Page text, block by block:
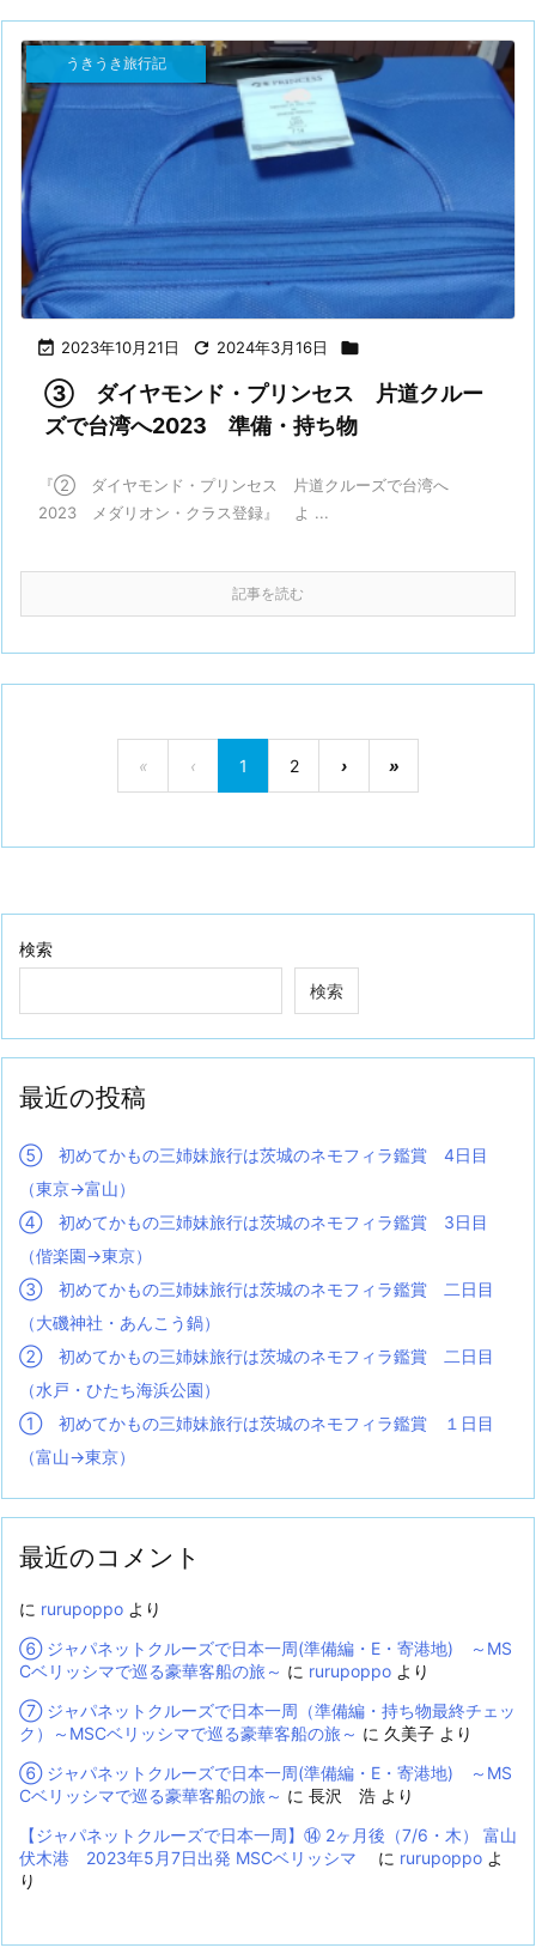
 2023年10月21日  2024年3月16日 
うきうき旅行記
③ ダイヤモンド・プリンセス 片道クルー
ズで台湾へ2023 準備・持ち物
『② ダイヤモンド・プリンセス 片道クルーズで台湾へ
2023 メダリオン・クラス登録』 よ ...
記事を読む
« ‹ 1 2 › »
検索
検索
最近の投稿
⑤ 初めてかもの三姉妹旅行は茨城のネモフィラ鑑賞 4日目
（東京→富山）
④ 初めてかもの三姉妹旅行は茨城のネモフィラ鑑賞 3日目
（偕楽園→東京）
③ 初めてかもの三姉妹旅行は茨城のネモフィラ鑑賞 二日目
（大磯神社・あんこう鍋）
② 初めてかもの三姉妹旅行は茨城のネモフィラ鑑賞 二日目
（水戸・ひたち海浜公園）
① 初めてかもの三姉妹旅行は茨城のネモフィラ鑑賞 １日目
（富山→東京）
最近のコメント
に rurupoppo より
⑥ ジャパネットクルーズで日本一周(準備編・E・寄港地) ～MS
Cベリッシマで巡る豪華客船の旅～ に rurupoppo より
⑦ ジャパネットクルーズで日本一周（準備編・持ち物最終チェッ
ク）～MSCベリッシマで巡る豪華客船の旅～ に 久美子 より
⑥ ジャパネットクルーズで日本一周(準備編・E・寄港地) ～MS
Cベリッシマで巡る豪華客船の旅～ に 長沢 浩 より
【ジャパネットクルーズで日本一周】⑭ 2ヶ月後（7/6・木） 富山
伏木港 2023年5月7日出発 MSCベリッシマ
に rurupoppo よ
り